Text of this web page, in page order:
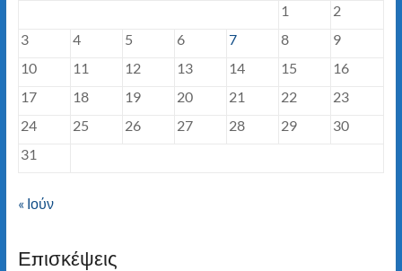
1
2
3
4 5 6 7 8
9
10
11 12 13 14 15
16
17
18 19 20 21 22
23
24
25 26 27 28 29
30
31
« Ιούν
Επισκέψεις